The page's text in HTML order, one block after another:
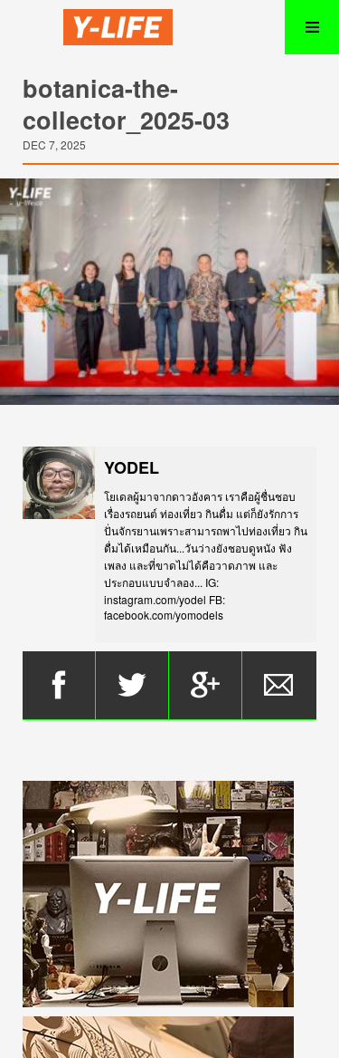
botanica-the-
collector_2025-03
DEC 7, 2025
YODEL
โยเดลผู้มาจากดาวอังคาร เราคือผู้ชื่นชอบ
เรื่องรถยนต์ ท่องเที่ยว กินดื่ม แต่ก็ยังรักการ
ปั่นจักรยานเพราะสามารถพาไปท่องเที่ยว กิน
ดื่มได้เหมือนกัน...วันว่างยังชอบดูหนัง ฟัง
เพลง และที่ขาดไม่ได้คือวาดภาพ และ
ประกอบแบบจำลอง... IG:
instagram.com/yodel FB:
facebook.com/yomodels